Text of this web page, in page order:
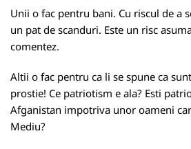
Unii o fac pentru bani. Cu riscul de a
un pat de scanduri. Este un risc
comentez.
Altii o fac pentru ca li se spune ca
prostie! Ce patriotism e ala? Esti
Afganistan impotriva unor oameni
Mediu?